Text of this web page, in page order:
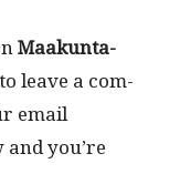
Maakun­ta­
leave a com­
email
you’re